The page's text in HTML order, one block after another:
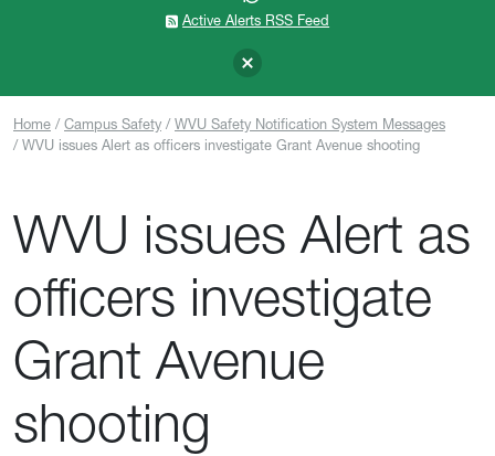
Active Alerts RSS Feed
Home Campus Safety
WVU Safety Notification System Messages
WVU issues Alert as officers investigate Grant Avenue shooting
WVU issues Alert as
officers investigate
Grant Avenue
shooting